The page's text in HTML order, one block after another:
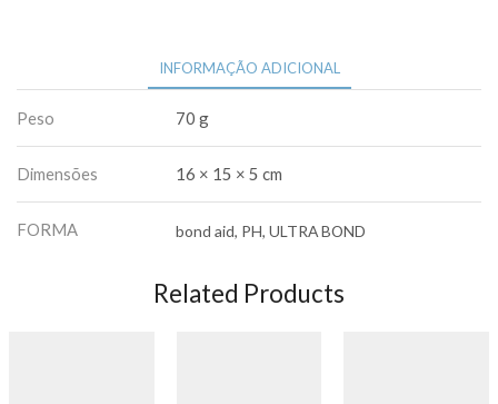
INFORMAÇÃO ADICIONAL
Peso 70 g
Dimensões 16 × 15 × 5 cm
FORMA bond aid, PH, ULTRA BOND
Related Products